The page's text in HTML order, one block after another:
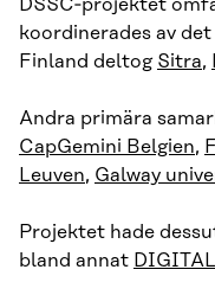
DSSC‑projektet
koordinerades av det
Finland deltog Sitra,
Andra primära
CapGemini Belgien,
Leuven, Galway
Projektet hade
bland annat